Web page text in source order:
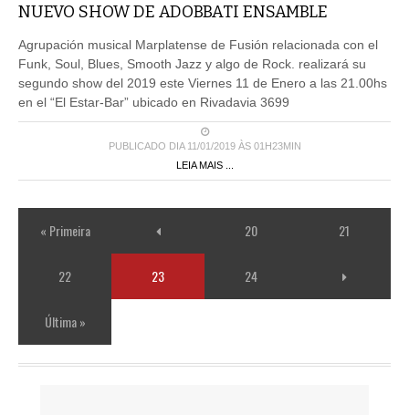
NUEVO SHOW DE ADOBBATI ENSAMBLE
Agrupación musical Marplatense de Fusión relacionada con el
Funk, Soul, Blues, Smooth Jazz y algo de Rock. realizará su
segundo show del 2019 este Viernes 11 de Enero a las 21.00hs
en el “El Estar-Bar” ubicado en Rivadavia 3699
PUBLICADO DIA 11/01/2019 ÀS 01H23MIN
LEIA MAIS ...
« Primeira 20 21
22 23 24
Última »